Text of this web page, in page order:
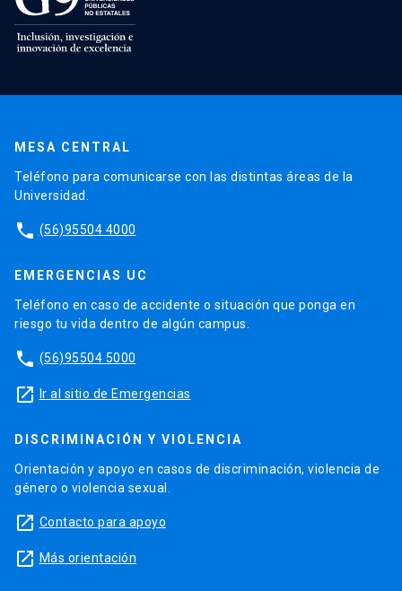
MESA CENTRAL
Teléfono para comunicarse con las distintas áreas de la
Universidad.
phone (56)95504 4000
EMERGENCIAS UC
Teléfono en caso de accidente o situación que ponga en
riesgo tu vida dentro de algún campus.
phone (56)95504 5000
launch Ir al sitio de Emergencias
DISCRIMINACIÓN Y VIOLENCIA
Orientación y apoyo en casos de discriminación, violencia de
género o violencia sexual.
launch Contacto para apoyo
launch Más orientación